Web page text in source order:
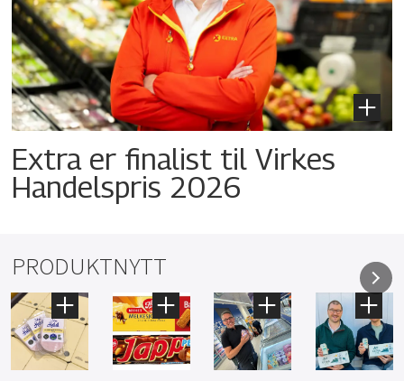
Extra er finalist til Virkes
Handelspris 2026
PRODUKTNYTT